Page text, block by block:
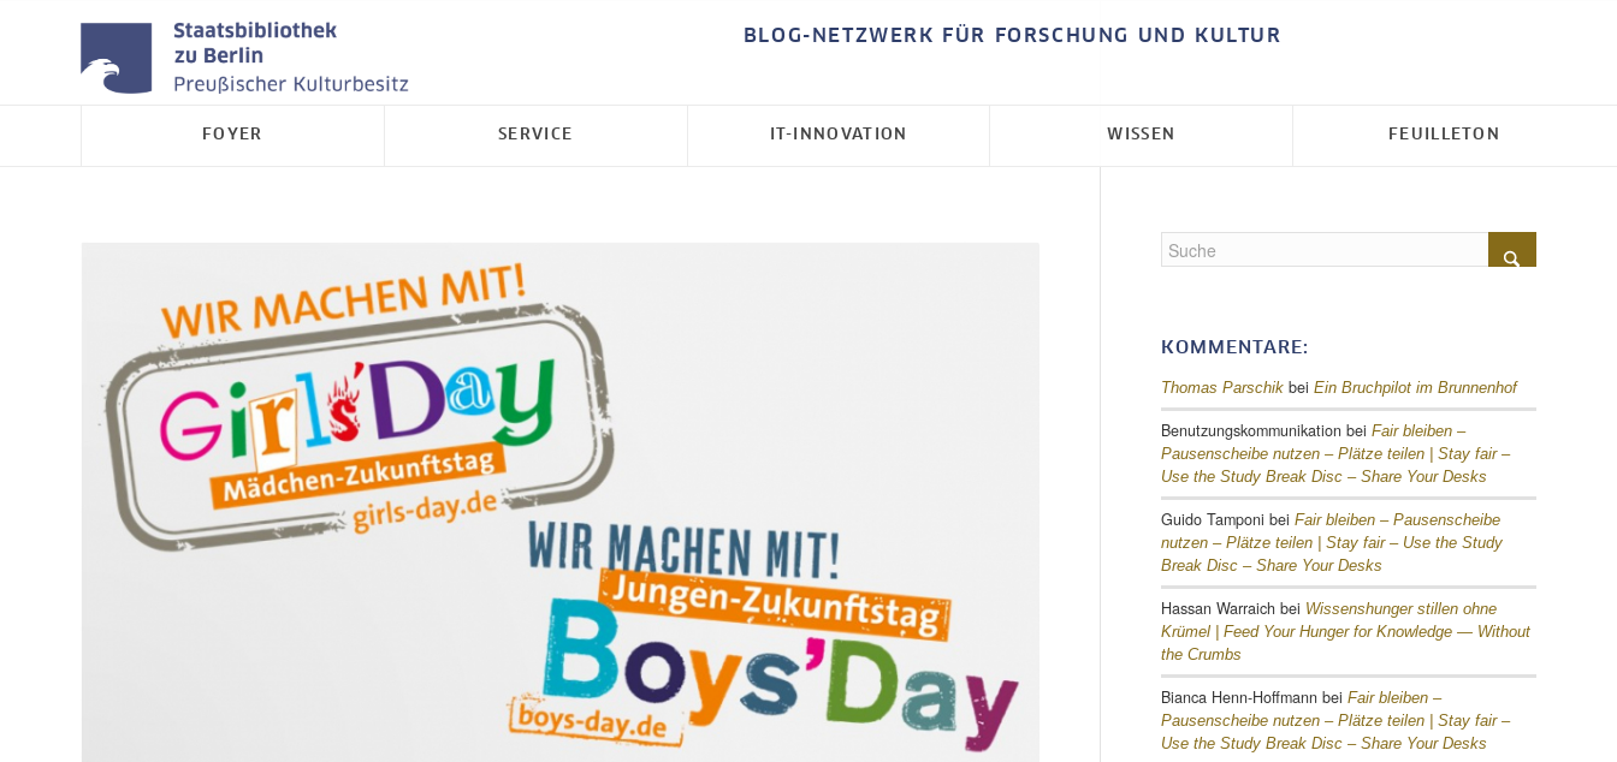
BLOG-NETZWERK FÜR FORSCHUNG UND KULTUR
FOYER SERVICE IT-INNOVATION WISSEN FEUILLETON
KOMMENTARE:
Thomas Parschik bei Ein Bruchpilot im Brunnenhof
Benutzungskommunikation bei Fair bleiben –
Pausenscheibe nutzen – Plätze teilen | Stay fair –
Use the Study Break Disc – Share Your Desks
Guido Tamponi bei Fair bleiben – Pausenscheibe
nutzen – Plätze teilen | Stay fair – Use the Study
Break Disc – Share Your Desks
Hassan Warraich bei Wissenshunger stillen ohne
Krümel | Feed Your Hunger for Knowledge — Without
the Crumbs
Bianca Henn-Hoffmann bei Fair bleiben –
Pausenscheibe nutzen – Plätze teilen | Stay fair –
Use the Study Break Disc – Share Your Desks